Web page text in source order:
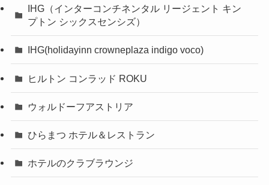
IHG（インターコンチネンタル リージェント キン
プトン シックスセンシズ）
IHG(holidayinn crowneplaza indigo voco)
ヒルトン コンラッド ROKU
ウォルドーフアストリア
ひらまつ ホテル＆レストラン
ホテルのクラブラウンジ